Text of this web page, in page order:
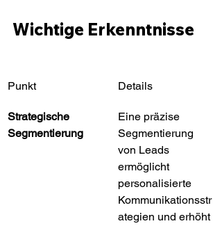
Wichtige Erkenntnisse
Punkt Details
Strategische
Segmentierung
Eine präzise
Segmentierung
von Leads
ermöglicht
personalisierte
Kommunikationsstr
ategien und erhöht